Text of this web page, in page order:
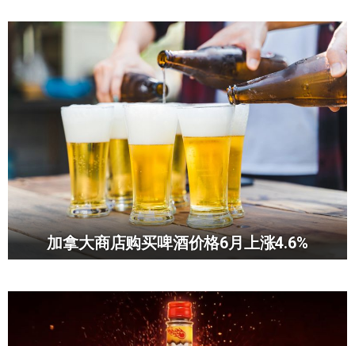
加拿大商店购买啤酒价格6月上涨4.6%